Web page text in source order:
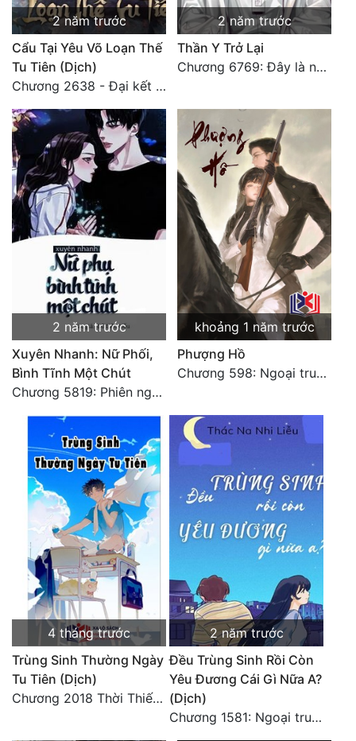
2 năm trước
Cẩu Tại Yêu Võ Loạn Thế
Tu Tiên (Dịch)
Chương 2638 - Đại kết cục (3)
2 năm trước
Thần Y Trở Lại
Chương 6769: Đây là nơi nào?
2 năm trước
Xuyên Nhanh: Nữ Phối,
Bình Tĩnh Một Chút
Chương 5819: Phiên ngoại: Trở lại STARS [HẾT]
khoảng 1 năm trước
Phượng Hồ
Chương 598: Ngoại truyện: Tiểu Tiểu Ký
4 tháng trước
Trùng Sinh Thường Ngày
Tu Tiên (Dịch)
Chương 2018 Thời Thiếu Niên
2 năm trước
Đều Trùng Sinh Rồi Còn
Yêu Đương Cái Gì Nữa A?
(Dịch)
Chương 1581: Ngoại truyện 1 (9)